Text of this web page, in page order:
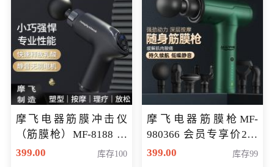
摩飞电器筋膜冲击仪
（筋膜枪）MF-8188 会
员专享价268元
399.00 库存100
摩飞电器筋膜枪MF-
980366 会员专享价299
元
399.00 库存99